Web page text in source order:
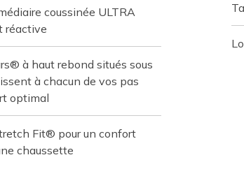
coussinée ULTRA
réactive
à haut rebond situés sous
à chacun de vos pas
optimal
Fit® pour un confort
chaussette